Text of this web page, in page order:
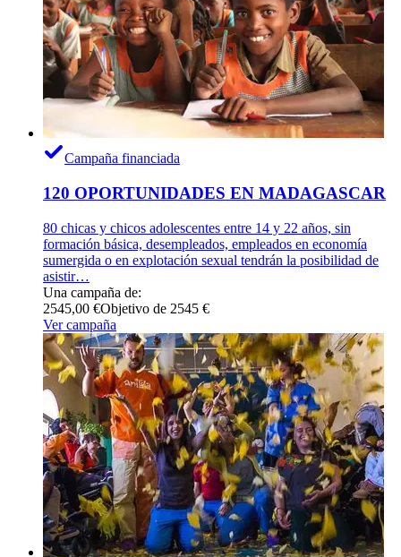
Campaña financiada
120 OPORTUNIDADES EN MADAGASCAR
80 chicas y chicos adolescentes entre 14 y 22 años, sin
formación básica, desempleados, empleados en economía
sumergida o en explotación sexual tendrán la posibilidad de
asistir…
Una campaña de:
2545,00 €Objetivo de 2545 €
Ver campaña